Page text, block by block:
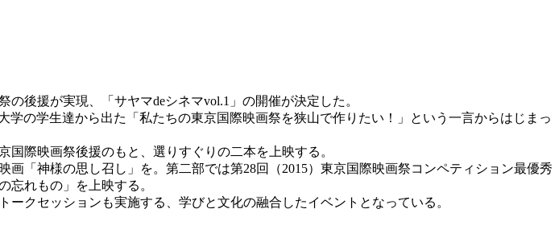
後援が実現、「サヤマdeシネマvol.1」の開催が決定した。
の学生達から出た「私たちの東京国際映画祭を狭山で作りたい！」という一言からはじまっ
際映画祭後援のもと、選りすぐりの二本を上映する。
「神様の思し召し」を。第二部では第28回（2015）東京国際映画祭コンペティション最優秀
忘れもの」を上映する。
クセッションも実施する、学びと文化の融合したイベントとなっている。